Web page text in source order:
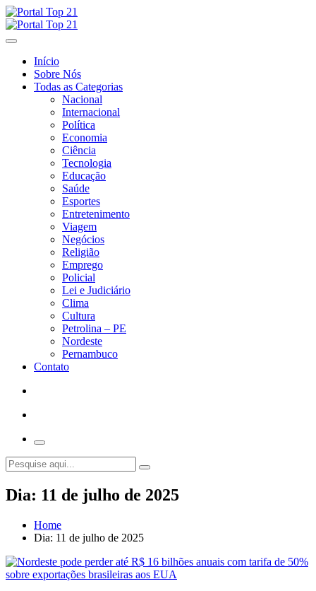
Skip
to
content
Início
Sobre Nós
Todas as Categorias
Nacional
Internacional
Política
Economia
Ciência
Tecnologia
Educação
Saúde
Esportes
Entretenimento
Viagem
Negócios
Religião
Emprego
Policial
Lei e Judiciário
Clima
Cultura
Petrolina – PE
Nordeste
Pernambuco
Contato
Dia: 11 de julho de 2025
Home
Dia: 11 de julho de 2025